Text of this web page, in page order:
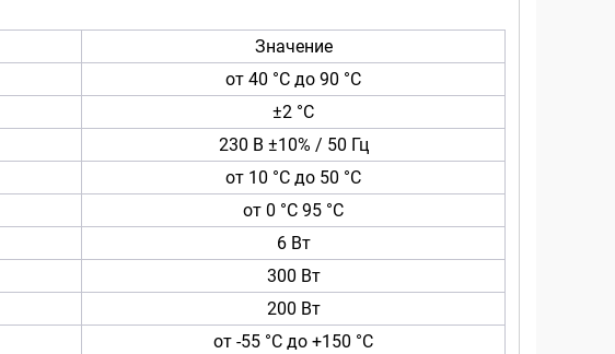
Значение
от 40 °C до 90 °C
±2 °C
230 В ±10% / 50 Гц
от 10 °C до 50 °C
от 0 °C 95 °C
6 Вт
300 Вт
200 Вт
от -55 °C до +150 °C